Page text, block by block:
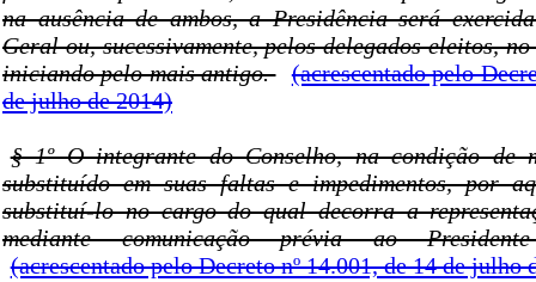
na ausência de ambos, a Presidência será
Geral ou, sucessivamente, pelos delegados eleitos,
iniciando pelo mais antigo.
(acrescentado pelo
de julho de 2014)
§ 1º O integrante do Conselho, na condição de
substituído em suas faltas e impedimentos, por
substituí-lo no cargo do qual decorra a
mediante comunicação prévia ao
(acrescentado pelo Decreto nº 14.001, de 14 de julho